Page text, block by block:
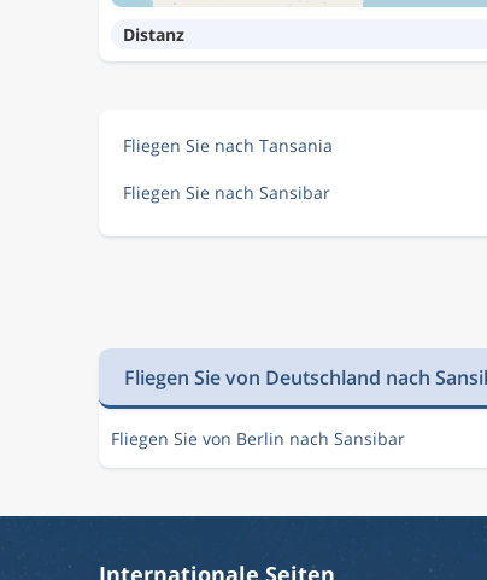
Distanz
Fliegen Sie nach Tansania
Fliegen Sie nach Sansibar
Fliegen Sie von Deutschland nach
Fliegen Sie von Berlin nach Sansibar
Internationale Seiten